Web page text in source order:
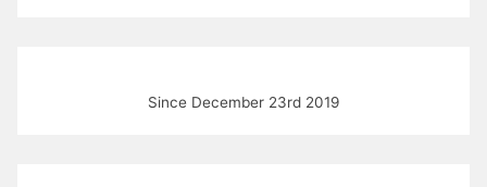
Since December 23rd 2019